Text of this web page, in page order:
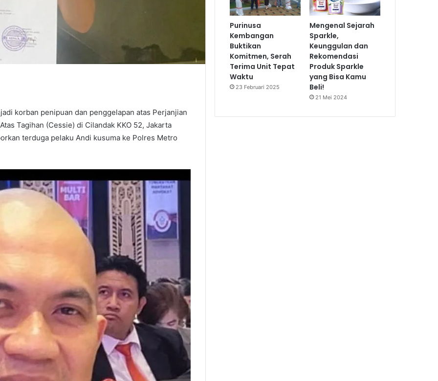
korban penipuan dan penggelapan atas Perjanjian
Tagihan (Cessie) di Cilandak KKO 52, Jakarta
terduga pelaku Andi kusuma ke Polres Metro
Purinusa
Kembangan
Buktikan
Komitmen, Serah
Terima Unit Tepat
Waktu
23 Februari 2025
Mengenal Sejarah
Sparkle,
Keunggulan dan
Rekomendasi
Produk Sparkle
yang Bisa Kamu
Beli!
21 Mei 2024